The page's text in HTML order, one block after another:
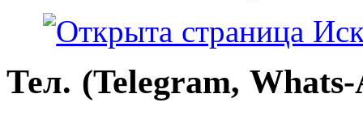
Тел. (Telegram,